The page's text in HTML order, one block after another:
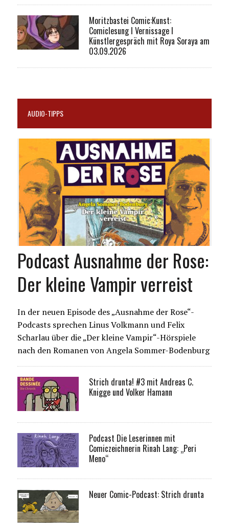
Moritzbastei Comic:Kunst:
Comiclesung I Vernissage I
Künstlergespräch mit Roya Soraya am
03.09.2026
AUDIO-TIPPS
Podcast Ausnahme der Rose:
Der kleine Vampir verreist
In der neuen Episode des „Ausnahme der Rose“-
Podcasts sprechen Linus Volkmann und Felix
Scharlau über die „Der kleine Vampir“-Hörspiele
nach den Romanen von Angela Sommer-Bodenburg
Strich drunta! #3 mit Andreas C.
Knigge und Volker Hamann
Podcast Die Leserinnen mit
Comiczeichnerin Rinah Lang: „Peri
Meno“
Neuer Comic-Podcast: Strich drunta